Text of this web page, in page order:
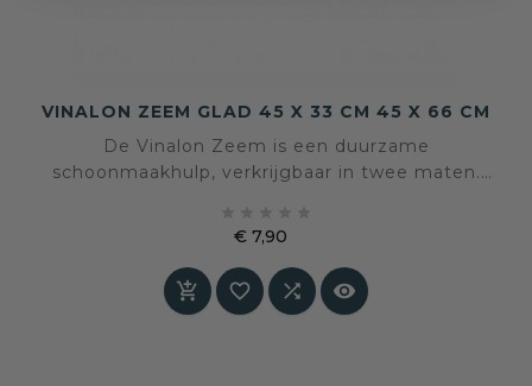
VINALON ZEEM GLAD 45 X 33 CM 45 X 66 CM
De Vinalon Zeem is een duurzame
schoonmaakhulp, verkrijgbaar in twee maten.
€ 7,90
   